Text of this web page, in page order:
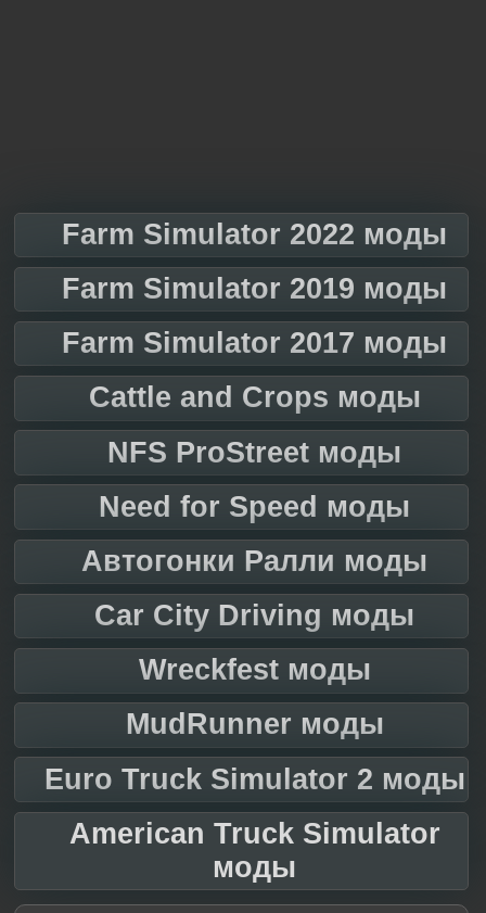
Farm Simulator 2022 моды
Farm Simulator 2019 моды
Farm Simulator 2017 моды
Cattle and Crops моды
NFS ProStreet моды
Need for Speed моды
Автогонки Ралли моды
Car City Driving моды
Wreckfest моды
MudRunner моды
Euro Truck Simulator 2 моды
American Truck Simulator
моды